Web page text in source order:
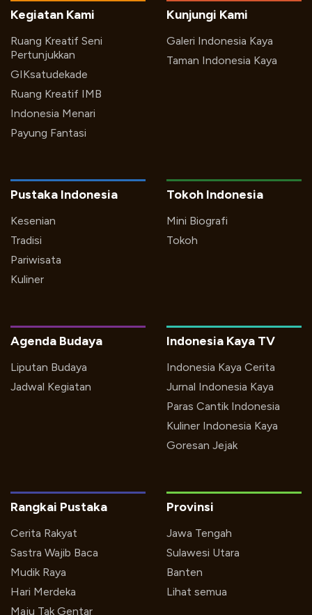
Kegiatan Kami
Ruang Kreatif Seni
Pertunjukkan
GIKsatudekade
Ruang Kreatif IMB
Indonesia Menari
Payung Fantasi
Kunjungi Kami
Galeri Indonesia Kaya
Taman Indonesia Kaya
Pustaka Indonesia
Kesenian
Tradisi
Pariwisata
Kuliner
Tokoh Indonesia
Mini Biografi
Tokoh
Indonesia Kaya TV
Indonesia Kaya Cerita
Jurnal Indonesia Kaya
Paras Cantik Indonesia
Kuliner Indonesia Kaya
Goresan Jejak
Agenda Budaya
Liputan Budaya
Jadwal Kegiatan
Rangkai Pustaka
Cerita Rakyat
Sastra Wajib Baca
Mudik Raya
Hari Merdeka
Maju Tak Gentar
Provinsi
Jawa Tengah
Sulawesi Utara
Banten
Lihat semua